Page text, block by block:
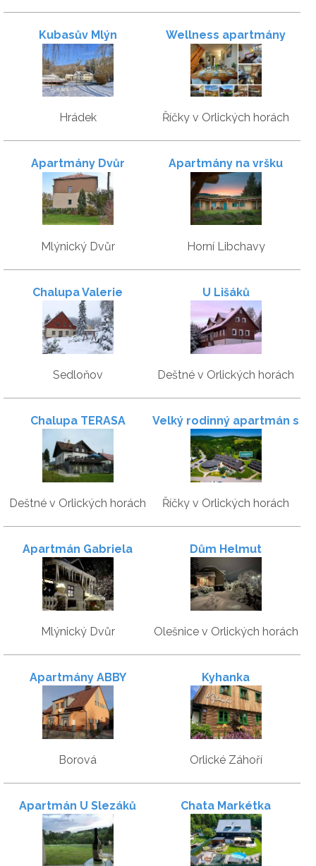
Kubasův Mlýn
Hrádek
Wellness apartmány
Říčky
Říčky v Orlických horách
Apartmány Dvůr
Mlýnický Dvůr
Apartmány na vršku
Horní Libchavy
Chalupa Valerie
Sedloňov
U Lišáků
Deštné v Orlických horách
Chalupa TERASA
Deštné v Orlických horách
Velký rodinný apartmán s
garáží - Skiapartma
Říčky v Orlických horách
Apartmán Gabriela
Mlýnický Dvůr
Dům Helmut
Olešnice v Orlických horách
Apartmány ABBY
Borová
Kyhanka
Orlické Záhoří
Apartmán U Slezáků Chata Markétka